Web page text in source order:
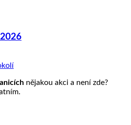
nějakou akci a není zde?